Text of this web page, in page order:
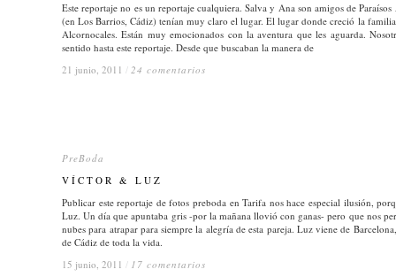
Este reportaje no es un reportaje cualquiera. Salva y Ana son amigos de
(en Los Barrios, Cádiz) tenían muy claro el lugar. El lugar donde creció la
Alcornocales. Están muy emocionados con la aventura que les aguarda.
sentido hasta este reportaje. Desde que buscaban la manera de
21 junio, 2011 / 24 comentarios
21 junio, 2011 / 24 comentarios
PreBoda
VÍCTOR & LUZ
Publicar este reportaje de fotos preboda en Tarifa nos hace especial ilusión,
Luz. Un día que apuntaba gris -por la mañana llovió con ganas- pero que nos
nubes para atrapar para siempre la alegría de esta pareja. Luz viene de
de Cádiz de toda la vida.
15 junio, 2011 / 17 comentarios
PreBoda
VÍCTOR & LUZ
15 junio, 2011 / 17 comentarios